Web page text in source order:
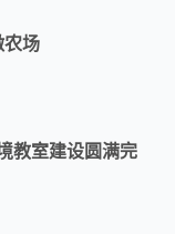
场
教室建设圆满完